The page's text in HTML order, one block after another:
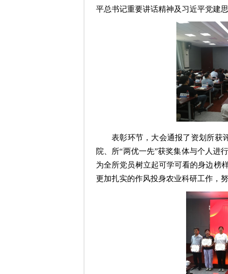
平总书记重要讲话精神及习近平党建
表彰环节，大会通报了资划所获
院、所“两优一先”获奖集体与个人进
为全所党员树立起可学可看的身边榜
更加扎实的作风投身农业科研工作，